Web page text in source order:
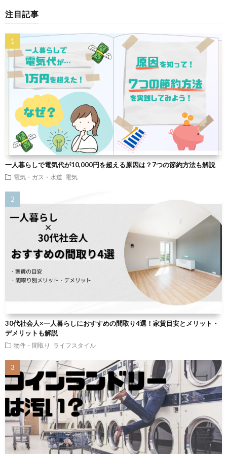
注目記事
一人暮らしで電気代が10,000円を超える原因は？7つの節約方法も解説
電気・ガス・水道 電気
30代社会人×一人暮らしにおすすめの間取り4選！家賃目安とメリット・
デメリットも解説
物件・間取り ライフスタイル